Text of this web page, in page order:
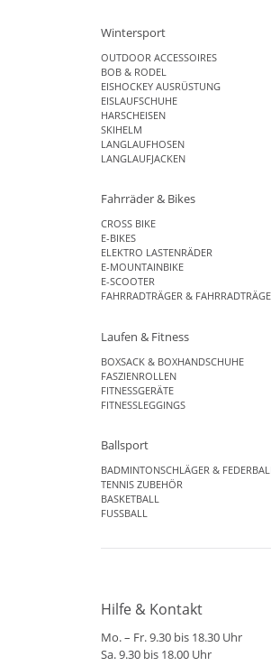
Wintersport
OUTDOOR ACCESSOIRES
BOB & RODEL
EISHOCKEY AUSRÜSTUNG
EISLAUFSCHUHE
HARSCHEISEN
SKIHELM
LANGLAUFHOSEN
LANGLAUFJACKEN
Fahrräder & Bikes
CROSS BIKE
E-BIKES
ELEKTRO LASTENRÄDER
E-MOUNTAINBIKE
E-SCOOTER
FAHRRADTRÄGER &
Laufen & Fitness
BOXSACK & BOXHANDSCHUHE
FASZIENROLLEN
FITNESSGERÄTE
FITNESSLEGGINGS
Ballsport
BADMINTONSCHLÄGER & FEDERBALL
TENNIS ZUBEHÖR
BASKETBALL
FUSSBALL
Hilfe & Kontakt
Mo. – Fr. 9.30 bis 18.30 Uhr
Sa. 9.30 bis 18.00 Uhr